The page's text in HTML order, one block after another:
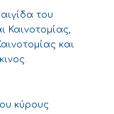
του
Καινοτομίας,
και
κύρους